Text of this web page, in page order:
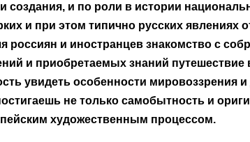
создания, и по роли в истории
и при этом типично русских явлениях
и иностранцев знакомство с
и приобретаемых знаний
увидеть особенности мировоззрения
не только самобытность и
художественным процессом.